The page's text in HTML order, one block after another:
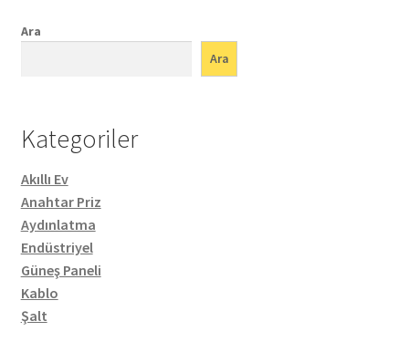
Ara
Ara
Kategoriler
Akıllı Ev
Anahtar Priz
Aydınlatma
Endüstriyel
Güneş Paneli
Kablo
Şalt